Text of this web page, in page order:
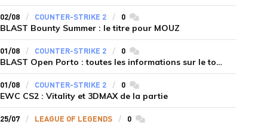
02/08 COUNTER-STRIKE 2 0commentaires
BLAST Bounty Summer : le titre pour MOUZ
01/08 COUNTER-STRIKE 2 0commentaires
BLAST Open Porto : toutes les informations sur le tournoi
01/08 COUNTER-STRIKE 2 0commentaires
EWC CS2 : Vitality et 3DMAX de la partie
25/07 LEAGUE OF LEGENDS 0commentaires